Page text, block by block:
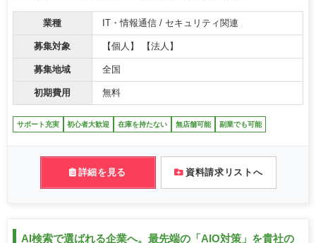
業種 IT・情報通信 / セキュリティ関連
募集対象 【個人】 【法人】
募集地域 全国
初期費用 無料
サポート充実 初心者大歓迎 在庫を持たない 無店舗可能 副業でも可能
詳細を見る 資料請求リストへ
AI検索で選ばれる企業へ。最先端の「AIO対策」を貴社の